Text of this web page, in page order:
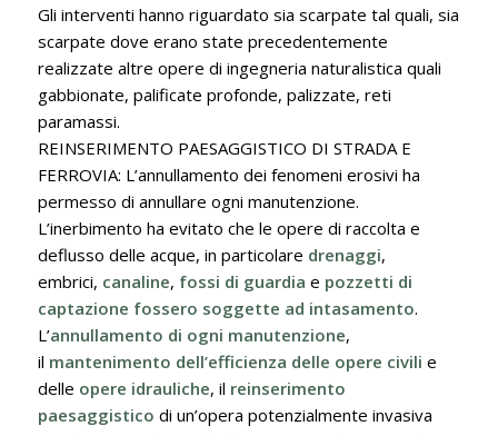
Gli interventi hanno riguardato sia scarpate tal quali, sia
scarpate dove erano state precedentemente
realizzate altre opere di ingegneria naturalistica quali
gabbionate, palificate profonde, palizzate, reti
paramassi.
REINSERIMENTO PAESAGGISTICO DI STRADA E
FERROVIA: L’annullamento dei fenomeni erosivi ha
permesso di annullare ogni manutenzione.
L’inerbimento ha evitato che le opere di raccolta e
deflusso delle acque, in particolare drenaggi,
embrici, canaline, fossi di guardia e pozzetti di
captazione fossero soggette ad intasamento.
L’annullamento di ogni manutenzione,
il mantenimento dell’efficienza delle opere civili e
delle opere idrauliche, il reinserimento
paesaggistico di un’opera potenzialmente invasiva